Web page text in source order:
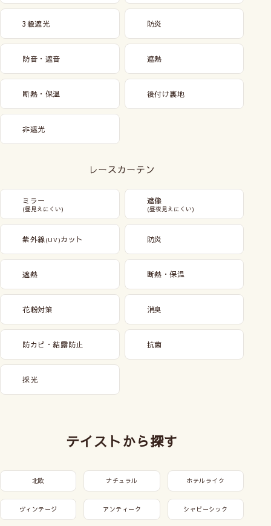
3級遮光 防炎
防音・遮音 遮熱
断熱・保温 後付け裏地
非遮光
レースカーテン
ミラー
(昼見えにくい)
遮像
(昼夜見えにくい)
紫外線(UV)カット 防炎
遮熱 断熱・保温
花粉対策 消臭
防カビ・結露防止 抗菌
採光
テイストから探す
北欧 ナチュラル ホテルライク
ヴィンテージ アンティーク シャビーシック